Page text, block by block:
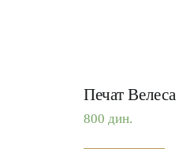
Печат Велеса
800 дин.